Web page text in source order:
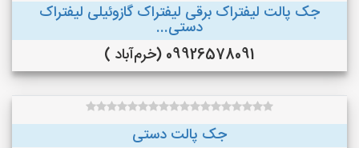
جک پالت لیفتراک برقی لیفتراک گازوئیلی لیفتراک
دستی...
09926578091 (خرم‌آباد )
جک پالت دستی